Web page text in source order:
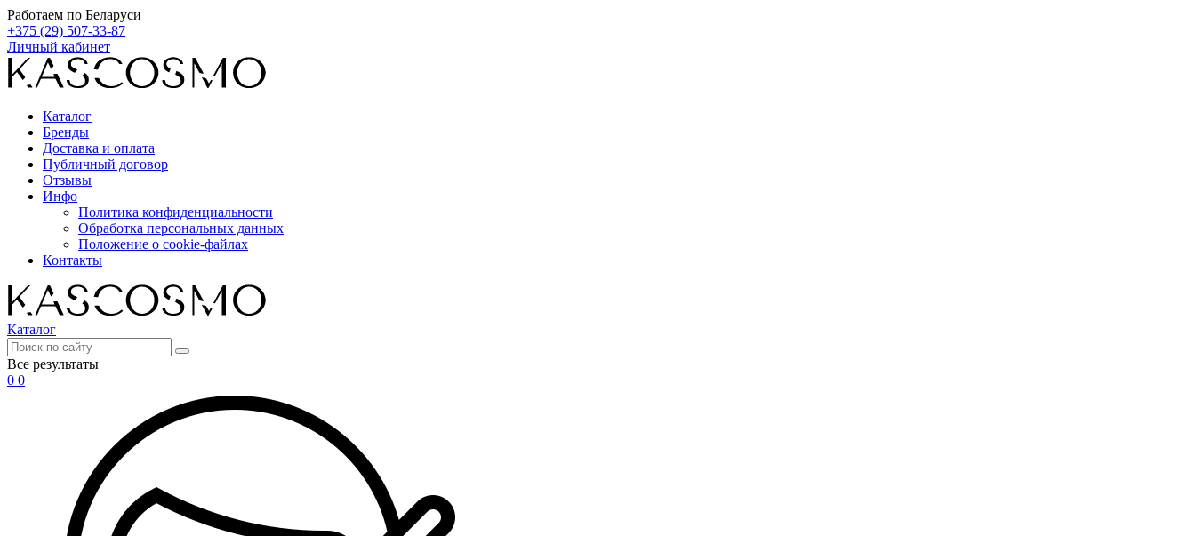
Работаем по Беларуси
+375 (29) 507-33-87
Личный кабинет
Каталог
Бренды
Доставка и оплата
Публичный договор
Отзывы
Инфо
Политика конфиденциальности
Обработка персональных данных
Положение о cookie-файлах
Контакты
Каталог
Все результаты
0 0